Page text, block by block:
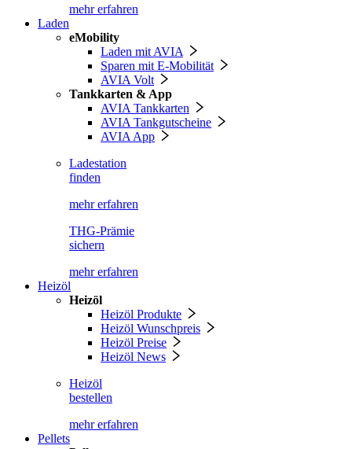
mehr erfahren
Laden
eMobility
Laden mit AVIA
Sparen mit E-Mobilität
AVIA Volt
Tankkarten & App
AVIA Tankkarten
AVIA Tankgutscheine
AVIA App
Ladestation
finden
mehr erfahren
THG-Prämie
sichern
mehr erfahren
Heizöl
Heizöl
Heizöl Produkte
Heizöl Wunschpreis
Heizöl Preise
Heizöl News
Heizöl
bestellen
mehr erfahren
Pellets